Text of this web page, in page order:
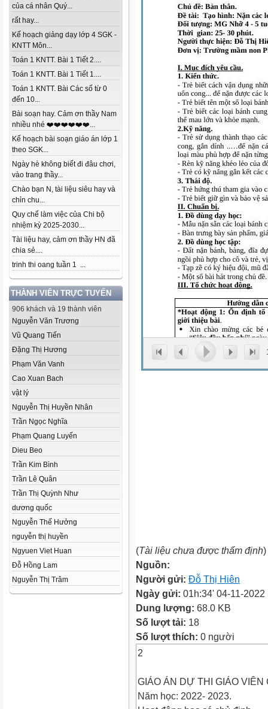
của cá nhân Quý...
rất hay...
Kế hoạch giảng dạy lớp 4 SGK -
KNTT Môn...
Toán 1 KNTT. Bài 1 Tiết 2....
Toán 1 KNTT. Bài 1 Tiết 1....
Toán 1 KNTT. Bài Các số từ 0
đến 10...
Bài soạn hay. Cảm ơn thầy Nam
nhiều nhé ❤️❤️❤️❤️❤️❤️...
Kế hoạch bài soạn giáo án lớp 1
theo SGK...
Ngày hè không biết đi đâu chơi,
vào trang thầy...
Chào bạn N, tài liệu siêu hay và
chỉn chu...
Quy chế làm việc của Chi bộ
nhiệm kỳ 2025-2030...
Tài liệu hay, cảm ơn thầy HN đã
chia sẻ....
trinh thi oang tuần 1 ...
THÀNH VIÊN TRỰC TUYẾN
906 khách và 19 thành viên
Nguyễn Văn Trương
Vũ Quang Tiến
Đặng Thị Hương
Phạm Văn Vanh
Cao Xuan Bach
vật lý
Nguyễn Thị Huyền Nhân
Trần Ngọc Nghĩa
Phạm Quang Luyến
Dieu Beo
Trần Kim Bình
Trần Lê Quân
Trần Thị Quỳnh Như
dương quốc
Nguyễn Thế Hưởng
nguyễn thị huyền
Ngyuen Viet Huan
Đỗ Hồng Lam
Nguyễn Thị Trâm
(Tài liệu chưa được thẩm định)
Nguồn:
Người gửi: Đỗ Thị Hiên
Ngày gửi: 01h:34' 04-11-2022
Dung lượng: 68.0 KB
Số lượt tải: 18
Số lượt thích: 0 người
2
GIÁO ÁN DỰ THI GIÁO VIÊN
Năm học: 2022- 2023.